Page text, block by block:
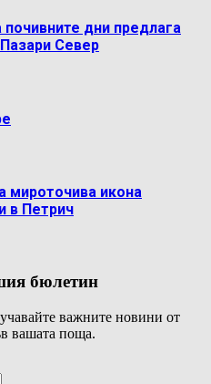
дни предлага
Север
мироточива икона
в Петрич
бюлетин
важните новини от
вашата поща.